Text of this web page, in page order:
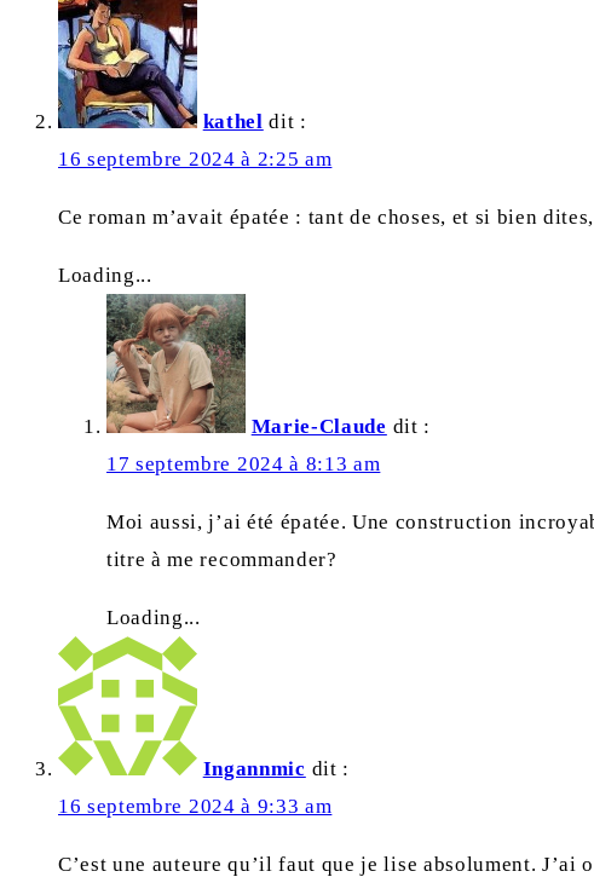
kathel dit :
16 septembre 2024 à 2:25 am
Ce roman m’avait épatée : tant de choses, et si bien
Loading...
Marie-Claude dit :
17 septembre 2024 à 8:13 am
Moi aussi, j’ai été épatée. Une construction
titre à me recommander?
Loading...
Ingannmic dit :
16 septembre 2024 à 9:33 am
C’est une auteure qu’il faut que je lise absolument.